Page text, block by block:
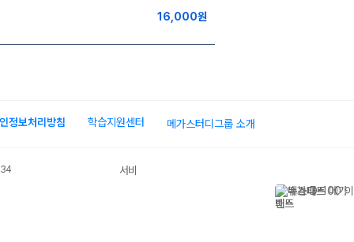
16,000원
정보처리방침 학습지원센터 메가스터디그룹 소개
서비스 가입사실 확인